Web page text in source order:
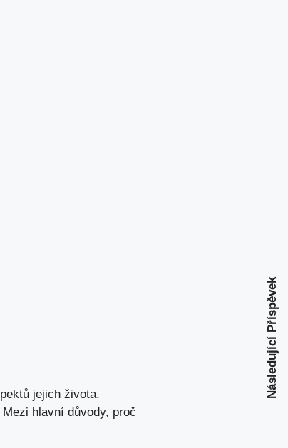
jejich života.‍
hlavní důvody, proč
Následující Příspěvek